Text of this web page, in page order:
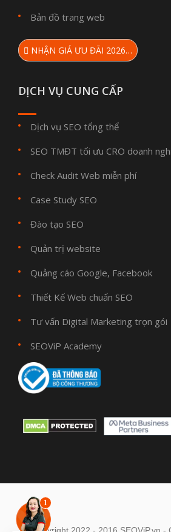
Bản đồ trang web
NHẬN GIÁ ƯU ĐÃI 2026…
DỊCH VỤ CUNG CẤP
Dịch vụ SEO tổng thể
SEO TMĐT tối ưu CRO doanh
Check Audit Web miễn phí
Case Study SEO
Đào tạo SEO
Quản trị website
Quảng cáo Google, Facebook
Thiết Kế Web chuẩn SEO
Tư vấn Digital Marketing trọn gói
SEOViP Academy
© Copyright 2022 - 2016 SEOViP.vn -